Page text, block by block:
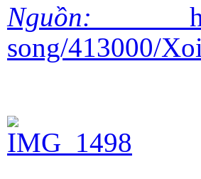
Nguồn:
song/413000/